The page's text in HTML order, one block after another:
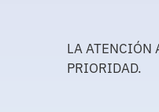
LA ATENCIÓN
PRIORIDAD.